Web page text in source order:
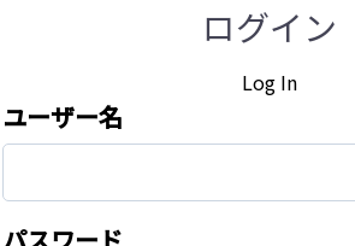
ログイン
Log In
ユーザー名